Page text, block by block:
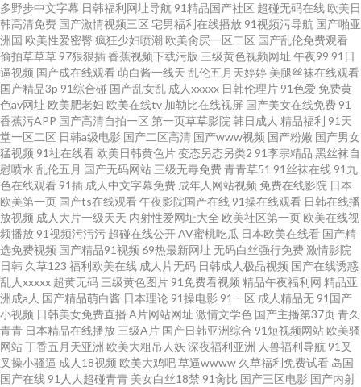
丝袜美女足交视频 97视频污 欧美色图婷婷五月天 91自都在线 欧洲精品乱码
多野步中文字幕 日韩福利网址导航 91精品国产社区 超碰无码在线 欧美日
韩高清免费 国产激情视频三区 宅男福利在线播放 91视频污导航 国产啪亚
洲国 欧美性爱密臀 疯狂少妇喷潮 欧美肏屄一区二区 国产乱伦免费观看
偷拍草草草 97狠狠插香蕉视频下载污版 三级黄色视频网址 午夜99 91日
逼视频 国产成在线观看萌白酱一线天 乱伦五月天婷婷 美腿丝袜在线观看
国产精品3p 91综合碰 国产乱女乱 成人xxxxx 日韩伦理片 91色爱 免费黄
色av网址 欧美肥老妇 欧美在线tv 加勒比在线视屏 国产美女在线免费 91
香蕉污APP 国产高清自拍一区 第一页草草影院 韩日成人 精品福利 91天
堂一区二区 日韩a级电影 国产二区高清 国产www视频 国产粉嫩 国产男女
猛视频 91社在线看 欧美日韩黄色片变态另态另类2 91李宗精品 黑丝袜自
慰喷水 乱伦五月 国产无码网站 三级无毒免费青青草51 91丝袜在线 91九
色在线观看 91插 成人中文字幕免费 成年人网站视频 免费在线影院 日本
欧美第一页 国产ts在线观看午夜影院国产在线 91操在线观看 日韩在线播
放视频 成人大片一级天天 内射性爱网址大全 欧美社区第一页 欧美在线视
频播放 91视频污污污 超碰在线公开AV蜜桃吃瓜 日本欧美在线看 国产精
选免费视频 国产精品91视频 69热最新网址 无码白丝强行免费激情影院
日韩 久草123 福利欧美在线 成人片无码 日韩成人极品视频 国产在线诱惑
乱人xxxxx 超黄无码 三级黄色图片 91免费看视频 精品午夜福利网 精品亚
洲成a人 国产精品萌白酱 日本理论 91操电影 91一区 成人精品无 91国产
小视频 日韩美女免费直播 A片网站网址 激情文学色 国产主播第37页青久
青青 日本精品在线播放 三级A片 国产日韩亚洲综合 91短视频网站 欧美骚
网站丁香五月天亚洲 欧美大粗吊人妖 深夜福利亚洲 人兽福利导航 91叉
叉操小骚逼 成人18视频 欧美大鸡吧草逼wwww 久草福利免费试看 岛国
国产在线 91人人超碰青青 美女白丝18禁 91肏比 国产三区电影 国产内射